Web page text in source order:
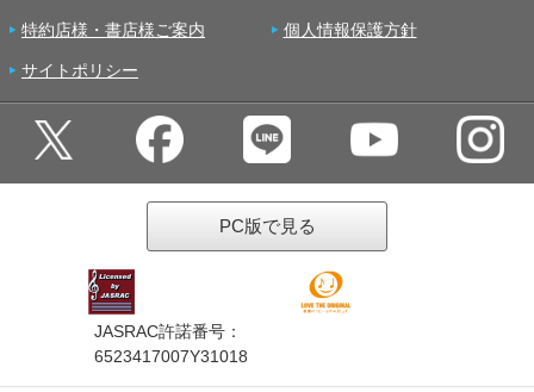
特約店様・書店様ご案内 個人情報保護方針
サイトポリシー
PC版で見る
JASRAC許諾番号：
6523417007Y31018